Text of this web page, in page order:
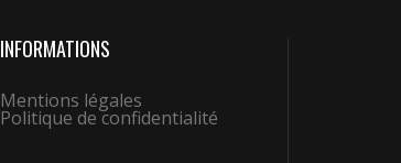
INFORMATIONS
Mentions légales
Politique de confidentialité